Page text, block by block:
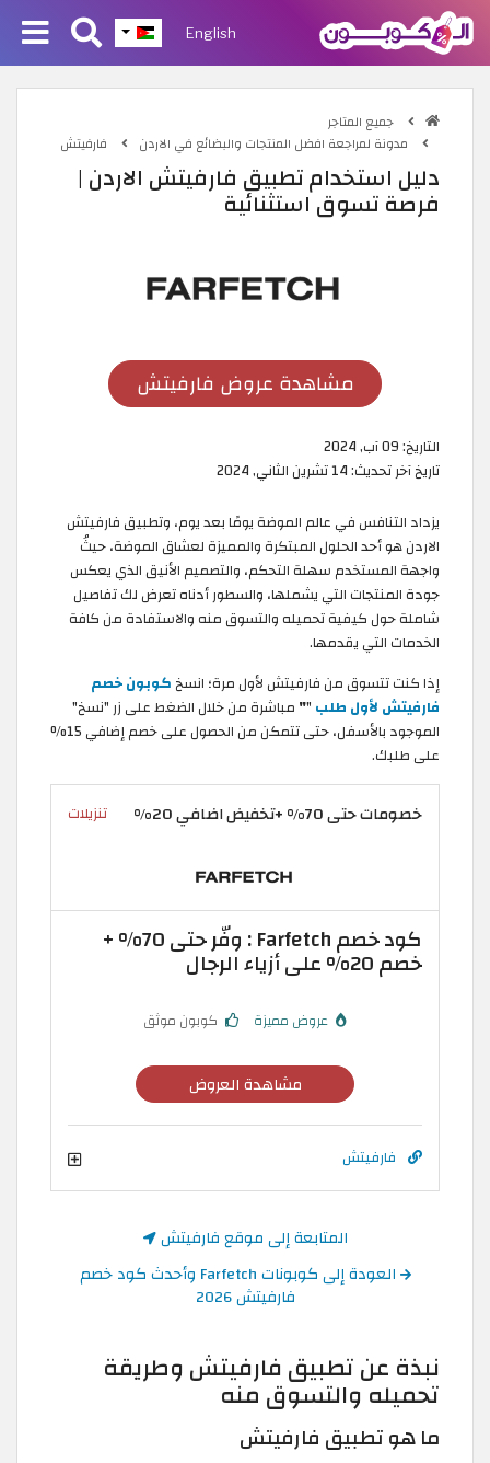
English
جميع المتاجر
مدونة لمراجعة افضل المنتجات والبضائع في الاردن
فارفيتش
دليل استخدام تطبيق فارفيتش الاردن |
فرصة تسوق استثنائية
مشاهدة عروض فارفيتش
التاريخ:09 آب, 2024
تاريخ آخر تحديث:14 تشرين الثاني, 2024
يزداد التنافس في عالم الموضة يومًا بعد يوم، وتطبيق فارفيتش
الاردن هو أحد الحلول المبتكرة والمميزة لعشاق الموضة، حيثُ
واجهة المستخدم سهلة التحكم، والتصميم الأنيق الذي يعكس
جودة المنتجات التي يشملها، والسطور أدناه تعرض لك تفاصيل
شاملة حول كيفية تحميله والتسوق منه والاستفادة من كافة
الخدمات التي يقدمها.
إذا كنت تتسوق من فارفيتش لأول مرة؛ انسخ كوبون خصم
فارفيتش لأول طلب "
" مباشرة من خلال الضغط على زر "نسخ"
الموجود بالأسفل، حتى تتمكن من الحصول على خصم إضافي 15%
على طلبك.
خصومات حتى 70% +تخفيض اضافي 20% تنزيلات
كود خصم Farfetch : وفّر حتى 70% +
خصم 20% على أزياء الرجال
عروض مميزة كوبون موثق
مشاهدة العروض
فارفيتش
المتابعة إلى موقع فارفيتش
العودة إلى كوبونات Farfetch وأحدث كود خصم
فارفيتش 2026
نبذة عن تطبيق فارفيتش وطريقة
تحميله والتسوق منه
ما هو تطبيق فارفيتش